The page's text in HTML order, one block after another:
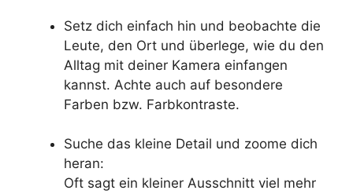
Setz dich einfach hin und beobachte die
Leute, den Ort und überlege, wie du den
Alltag mit deiner Kamera einfangen
kannst. Achte auch auf besondere
Farben bzw. Farbkontraste.
Suche das kleine Detail und zoome dich
heran:
Oft sagt ein kleiner Ausschnitt viel mehr